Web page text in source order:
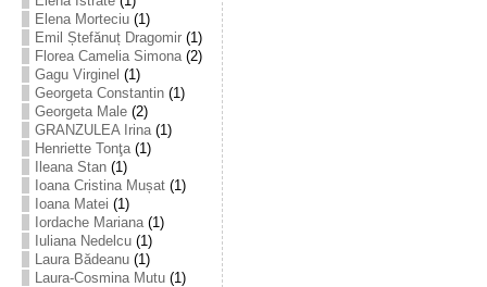
Elena Morteciu(1)
Emil Ștefănuț Dragomir(1)
Florea Camelia Simona(2)
Gagu Virginel (1)
Georgeta Constantin(1)
Georgeta Male(2)
GRANZULEA Irina(1)
Henriette Tonţa(1)
Ileana Stan(1)
Ioana Cristina Mușat(1)
Ioana Matei (1)
Iordache Mariana(1)
Iuliana Nedelcu(1)
Laura Bădeanu(1)
Laura-Cosmina Mutu(1)